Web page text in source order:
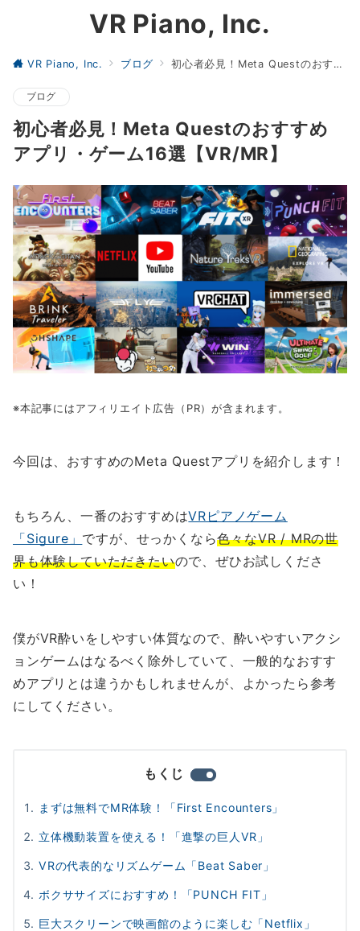
VR Piano, Inc.
VR Piano, Inc. ブログ 初心者必見！Meta Questのおすすめアプリ・ゲーム16選【VR/MR】
ブログ
初心者必見！Meta Questのおすすめ
アプリ・ゲーム16選【VR/MR】
※本記事にはアフィリエイト広告（PR）が含まれます。
今回は、おすすめのMeta Questアプリを紹介します！
もちろん、一番のおすすめはVRピアノゲーム
「Sigure」 ですが、せっかくなら色々なVR / MRの世
界も体験していただきたいので、ぜひお試しくださ
い！
僕がVR酔いをしやすい体質なので、酔いやすいアクシ
ョンゲームはなるべく除外していて、一般的なおすす
めアプリとは違うかもしれませんが、よかったら参考
にしてください。
もくじ
まずは無料でMR体験！「First Encounters」
立体機動装置を使える！「進撃の巨人VR」
VRの代表的なリズムゲーム「Beat Saber」
ボクササイズにおすすめ！「PUNCH FIT」
巨大スクリーンで映画館のように楽しむ「Netflix」